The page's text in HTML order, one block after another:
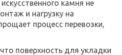
камня не
и нагрузку на
процесс перевозки,
поверхность для укладки